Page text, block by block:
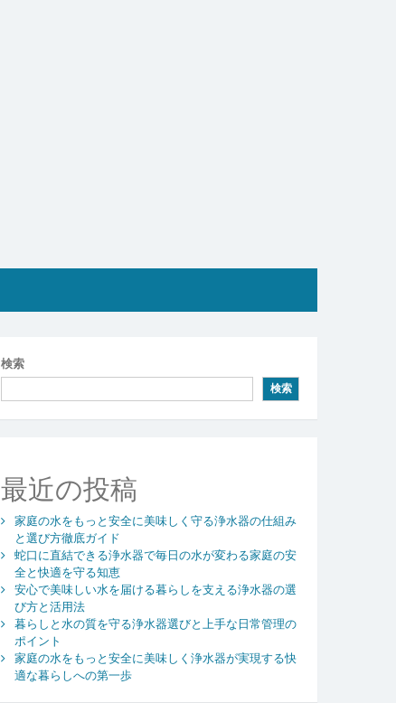
検索
検索
最近の投稿
家庭の水をもっと安全に美味しく守る浄水器の仕組み
と選び方徹底ガイド
蛇口に直結できる浄水器で毎日の水が変わる家庭の安
全と快適を守る知恵
安心で美味しい水を届ける暮らしを支える浄水器の選
び方と活用法
暮らしと水の質を守る浄水器選びと上手な日常管理の
ポイント
家庭の水をもっと安全に美味しく浄水器が実現する快
適な暮らしへの第一歩